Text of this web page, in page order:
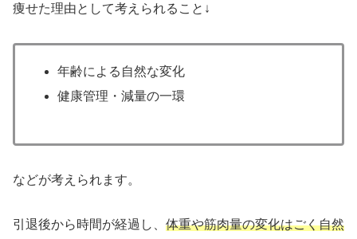
痩せた理由として考えられること↓
年齢による自然な変化
健康管理・減量の一環
などが考えられます。
引退後から時間が経過し、 体重や筋肉量の変化はごく自然